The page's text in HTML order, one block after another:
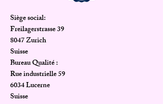
Siège social:
Freilagerstrasse 39
8047 Zurich
Suisse
Bureau Qualité :
Rue industrielle 59
6034 Lucerne
Suisse